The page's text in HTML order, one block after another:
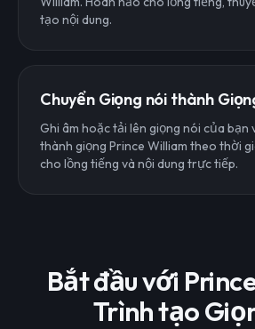
tạo nội dung.
Chuyển Giọng nói thành
Ghi âm hoặc tải lên giọng nói của bạn
thành giọng Prince William theo thời
cho lồng tiếng và nội dung trực tiếp.
Bắt đầu với
Trình tạo